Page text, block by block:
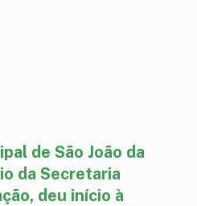
de São João da
da Secretaria
deu início à